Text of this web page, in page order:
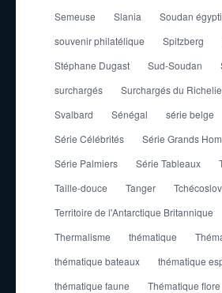
Semeuse
Slania
Soudan
souvenir philatélique
Spitzberg
Stéphane Dugast
Sud-Soudan
surchargés
Surchargés du
Svalbard
Sénégal
série belge
Série Célébrités
Série Grands
Série Palmiers
Série Tableaux
Taille-douce
Tanger
Territoire de l'Antarctique Britannique
Thermalisme
thématique
thématique bateaux
thématique
thématique faune
Thématique flore